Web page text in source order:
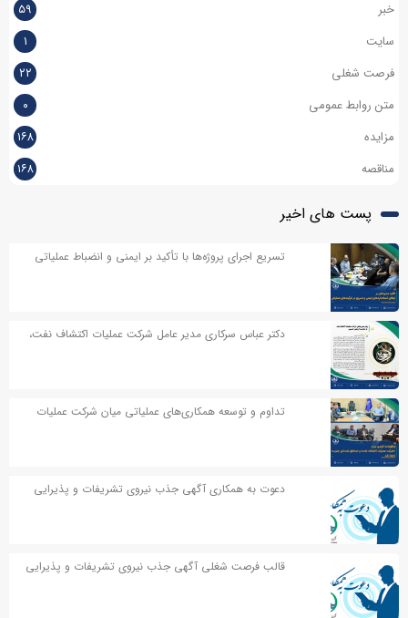
خبر
۵۹
سایت
۱
فرصت شغلی
۲۲
متن روابط عمومی
۰
مزایده
۱۶۸
مناقصه
۱۶۸
پست های اخیر
تسریع اجرای پروژه‌ها با تأکید بر ایمنی و انضباط عملیاتی
دکتر عباس سرکاری مدیر عامل شرکت عملیات اکتشاف نفت،
تداوم و توسعه همکاری‌های عملیاتی میان شرکت عملیات
دعوت به همکاری آگهی جذب نیروی تشریفات و پذیرایی
قالب فرصت شغلی آگهی جذب نیروی تشریفات و پذیرایی